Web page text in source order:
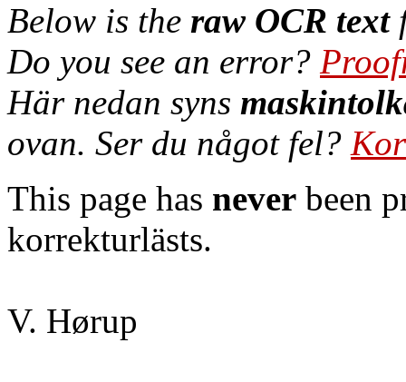
Below is the raw OCR text
Do you see an error?
Här nedan syns
ovan. Ser du något fel?
This page has never been
korrekturlästs.
V. Hørup